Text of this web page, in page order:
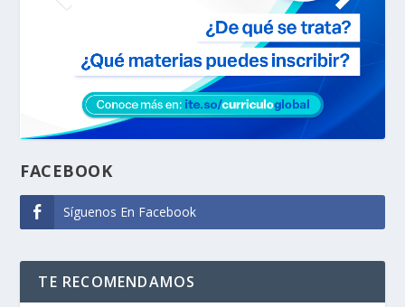
FACEBOOK
Síguenos En Facebook
TE RECOMENDAMOS